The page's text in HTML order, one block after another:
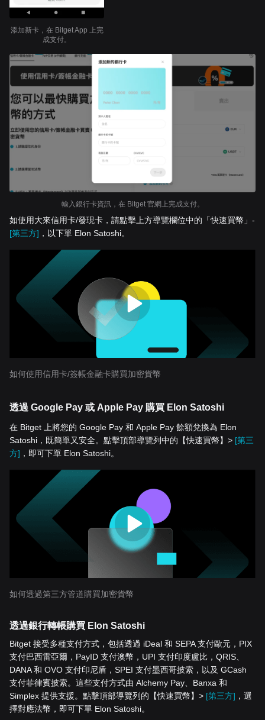
添加新卡，在 Bitget App 上完
成支付。
輸入銀行卡資訊，在 Bitget 官網上完成支付。
如使用大來信用卡/發現卡，請點擊上方導覽欄位中的「快速買幣」-
[第三方] ，以下單 Elon Satoshi。
如何使用信用卡/簽帳金融卡購買加密貨幣
透過 Google Pay 或 Apple Pay 購買 Elon Satoshi
在 Bitget 上將您的 Google Pay 和 Apple Pay 餘額兌換為 Elon
Satoshi，既簡單又安全。點擊頂部導覽列中的【快速買幣】> [第三
方] ，即可下單 Elon Satoshi。
如何透過第三方管道購買加密貨幣
透過銀行轉帳購買 Elon Satoshi
Bitget 接受多種支付方式，包括透過 iDeal 和 SEPA 支付歐元，PIX
支付巴西雷亞爾，PayID 支付澳幣，UPI 支付印度盧比，QRIS、
DANA 和 OVO 支付印尼盾，SPEI 支付墨西哥披索，以及 GCash
支付菲律賓披索。這些支付方式由 Alchemy Pay、Banxa 和
Simplex 提供支援。點擊頂部導覽列的【快速買幣】> [第三方] ，選
擇對應法幣，即可下單 Elon Satoshi。